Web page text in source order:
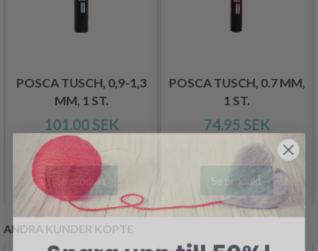
POSCA TUSCH, 0,9-1,3
MM, 1 ST.
101.00 SEK
Se produkt
POSCA TUSCH, 0.7 MM,
1 ST.
74.95 SEK
Se produkt
ANDRA KUNDER KÖPTE
Spara upp till 50%!